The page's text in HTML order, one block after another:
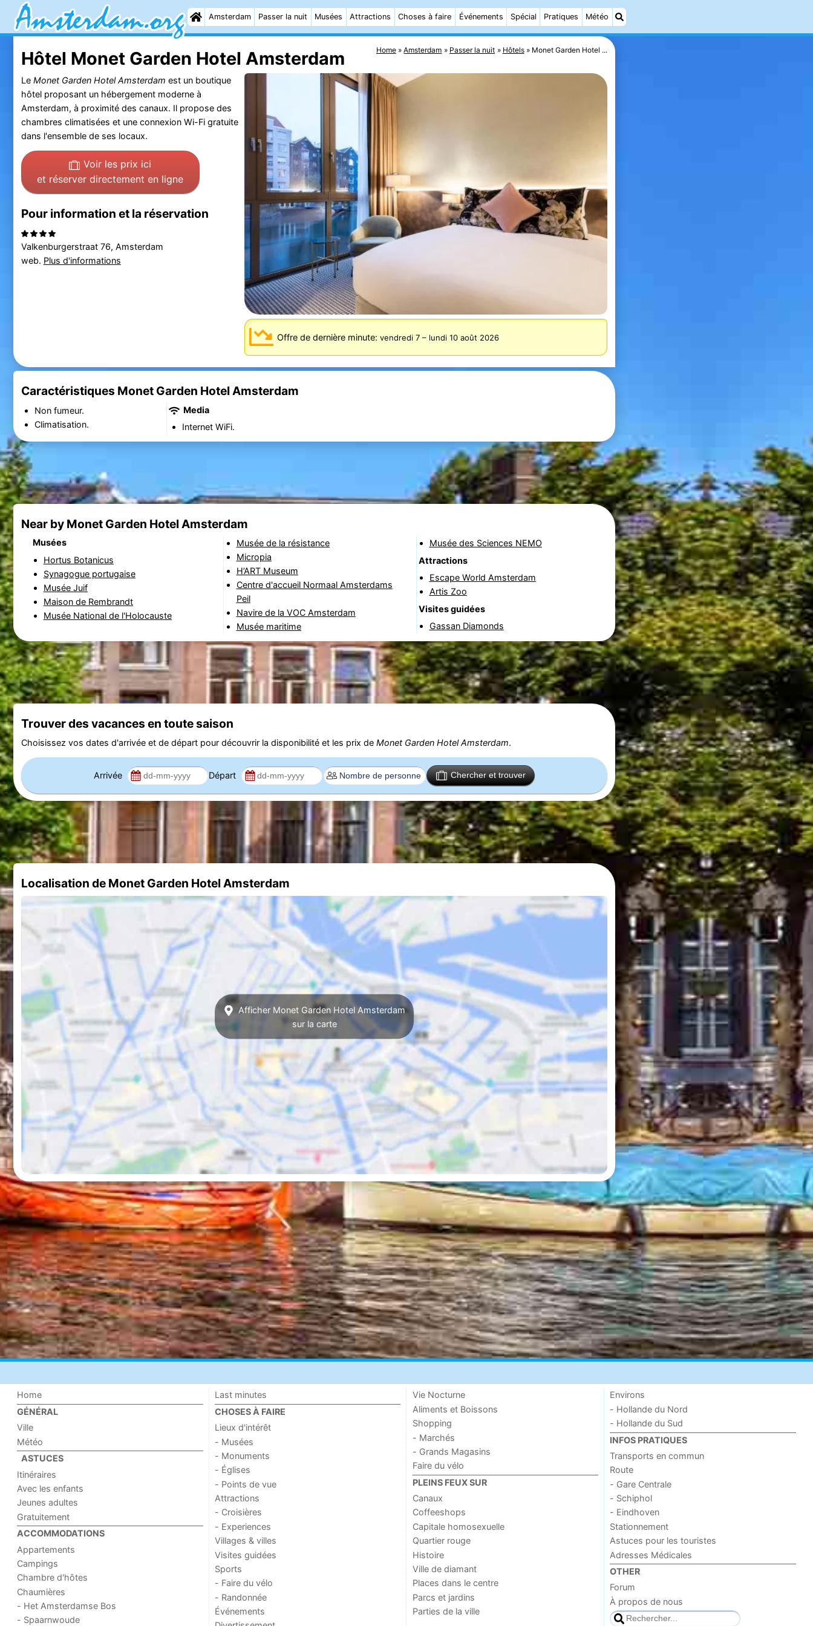
Amsterdam Passer la nuit Musées Attractions Choses à faire Événements Spécial Pratiques Météo
Home Amsterdam Passer la nuit Hôtels Monet Garden Hotel ...
Hôtel Monet Garden Hotel Amsterdam
Offre de dernière minute: vendredi 7– lundi 10 août 2026
Le Monet Garden Hotel Amsterdam est un boutique
hôtel proposant un hébergement moderne à
Amsterdam, à proximité des canaux. Il propose des
chambres climatisées et une connexion Wi-Fi gratuite
dans l'ensemble de ses locaux.
Voir les prix ici
et réserver directement en ligne
Pour information et la réservation
Valkenburgerstraat 76, Amsterdam
web. Plus d'informations
Caractéristiques Monet Garden Hotel Amsterdam
Non fumeur.
Climatisation.
Media
Internet WiFi.
Near by Monet Garden Hotel Amsterdam
Musées
Hortus Botanicus
Synagogue portugaise
Musée Juif
Maison de Rembrandt
Musée National de l'Holocauste
Musée de la résistance
Micropia
H’ART Museum
Centre d'accueil Normaal Amsterdams
Peil
Navire de la VOC Amsterdam
Musée maritime
Musée des Sciences NEMO
Attractions
Escape World Amsterdam
Artis Zoo
Visites guidées
Gassan Diamonds
Trouver des vacances en toute saison
Choisissez vos dates d'arrivée et de départ pour découvrir la disponibilité et les prix de Monet Garden Hotel Amsterdam.
Arrivée Départ Chercher et trouver
Localisation de Monet Garden Hotel Amsterdam
Afficher Monet Garden Hotel Amsterdam
sur la carte
Home
GÉNÉRAL
Ville
Météo
ASTUCES
Itinéraires
Avec les enfants
Jeunes adultes
Gratuitement
ACCOMMODATIONS
Appartements
Campings
Chambre d'hôtes
Chaumières
- Het Amsterdamse Bos
- Spaarnwoude
Last minutes
CHOSES À FAIRE
Lieux d'intérêt
- Musées
- Monuments
- Églises
- Points de vue
Attractions
- Croisières
- Experiences
Villages & villes
Visites guidées
Sports
- Faire du vélo
- Randonnée
Événements
Vie Nocturne
Aliments et Boissons
Shopping
- Marchés
- Grands Magasins
Faire du vélo
PLEINS FEUX SUR
Canaux
Coffeeshops
Capitale homosexuelle
Quartier rouge
Histoire
Ville de diamant
Places dans le centre
Parcs et jardins
Parties de la ville
Environs
- Hollande du Nord
- Hollande du Sud
INFOS PRATIQUES
Transports en commun
Route
- Gare Centrale
- Schiphol
- Eindhoven
Stationnement
Astuces pour les touristes
Adresses Médicales
OTHER
Forum
À propos de nous